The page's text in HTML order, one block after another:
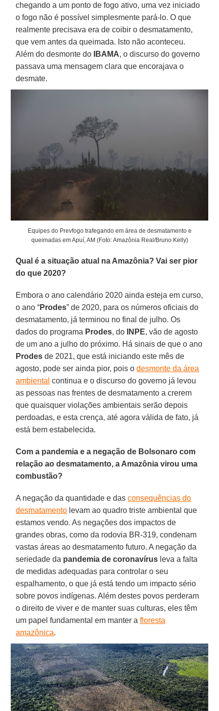
chegando a um ponto de fogo ativo, uma vez iniciado
o fogo não é possível simplesmente pará-lo. O que
realmente precisava era de coibir o desmatamento,
que vem antes da queimada. Isto não aconteceu.
Além do desmonte do
IBAMA, o discurso do governo
passava uma mensagem clara que encorajava o
desmate.
Equipes do Prevfogo trafegando em área de desmatamento e
queimadas em Apuí, AM (Foto: Amazônia Real/Bruno Kelly)
Qual é a situação atual na Amazônia? Vai ser pior
do que 2020?
Embora o ano calendário 2020 ainda esteja em curso,
o ano “Prodes” de 2020, para os números oficiais do
desmatamento, já terminou no final de julho. Os
dados do programa Prodes, do INPE, vão de agosto
de um ano a julho do próximo. Há sinais de que o ano
Prodes de 2021, que está iniciando este mês de
agosto, pode ser ainda pior, pois odesmonte da área
ambiental continua e o discurso do governo já levou
as pessoas nas frentes de desmatamento a crerem
que quaisquer violações ambientais serão depois
perdoadas, e esta crença, até agora válida de fato, já
está bem estabelecida.
Com a pandemia e a negação de Bolsonaro com
relação ao desmatamento, a Amazônia virou uma
combustão?
A negação da quantidade e dasconsequências do
desmatamento levam ao quadro triste ambiental que
estamos vendo. As negações dos impactos de
grandes obras, como da rodovia BR-319, condenam
vastas áreas ao desmatamento futuro. A negação da
seriedade da pandemia de coronavírus leva a falta
de medidas adequadas para controlar o seu
espalhamento, o que já está tendo um impacto sério
sobre povos indígenas. Além destes povos perderam
o direito de viver e de manter suas culturas, eles têm
um papel fundamental em manter afloresta
amazônica.